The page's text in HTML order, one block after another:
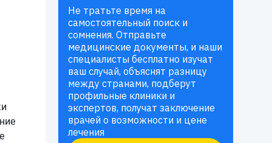
Не тратьте время на
самостоятельный поиск и
сомнения. Отправьте
медицинские документы, и наши
специалисты бесплатно изучат
ваш случай, объяснят разницу
между странами, подберут
профильные клиники и
экспертов, получат заключение
врачей о возможности и цене
лечения